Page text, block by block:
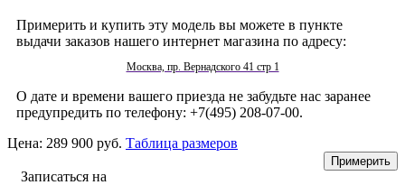
Примерить и купить эту модель вы можете в пункте
выдачи заказов нашего интернет магазина по адресу:
Москва, пр. Вернадского 41 стр 1
О дате и времени вашего приезда не забудьте нас заранее
предупредить по телефону: +7(495) 208-07-00.
Цена: 289 900 руб. Таблица размеров
Записаться на